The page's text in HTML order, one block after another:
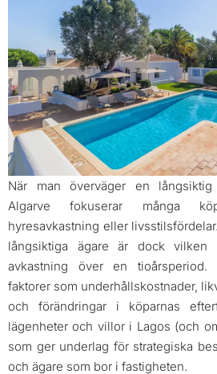
När man överväger en långsiktig
Algarve fokuserar många
hyresavkastning eller
långsiktiga ägare är dock
avkastning över en tioårsperiod.
faktorer som underhållskostnader,
och förändringar i köparnas
lägenheter och villor i Lagos (och
som ger underlag för strategiska
och ägare som bor i fastigheten.